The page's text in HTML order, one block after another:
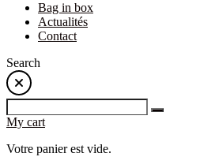
Bag in box
Actualités
Contact
Search
My cart
Votre panier est vide.